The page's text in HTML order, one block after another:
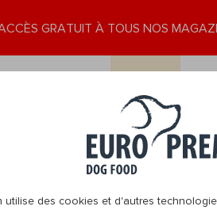
utilise des cookies et d'autres
GRATUIT À TOUS NOS
DogBlog